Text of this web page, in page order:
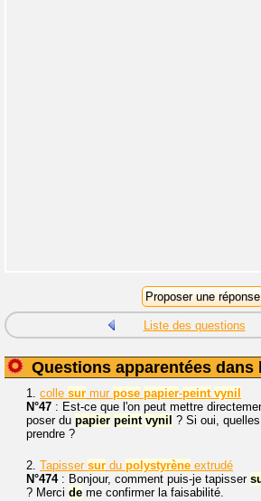
Liste des questions
Questions apparentées
1. colle sur mur pose papier-peint vynil
N°47 : Est-ce que l'on peut mettre
poser du papier peint vynil ? Si oui,
prendre ?
2. Tapisser sur du polystyrène extrudé
N°474: Bonjour, comment puis-je tapisser
? Merci de me confirmer la faisabilité.